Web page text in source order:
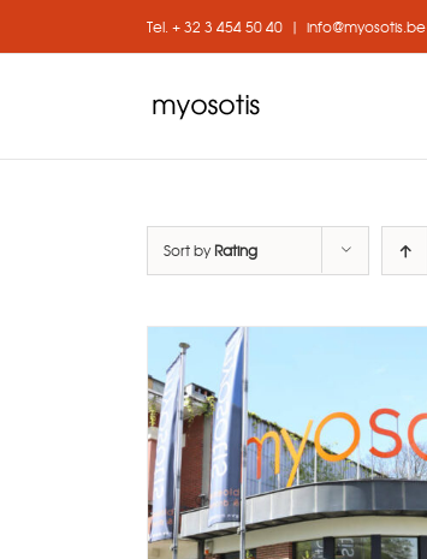
content
Tel. + 32 3 454 50 40 | info@myosotis.be
Sort byRating